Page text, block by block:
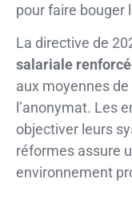
pour faire bouger
La directive de
salariale
aux moyennes
l’anonymat. Les
objectiver leurs
réformes assure
environnement